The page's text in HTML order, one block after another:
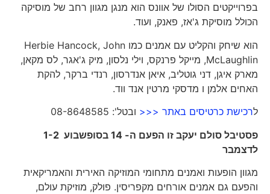
בפרוייקטים הסולו של אוונס הוא מנגן מגוון רחב של מוסיקה
הכולל מוסיקת ג'אז, פאנק, ועוד.
הוא שיחק והקליט עם אמנים כמו Herbie Hancock, John
McLaughlin, מייקל פרנקס, וילי נלסון, מיק ג'אגר, לס מקאן,
מארק איגן, דני גוטליב, איאן אנדרסון, רנדי ברקר, להקת
האחים אלמן ו מדסקי מרטין אנד ווד.
רכישת כרטיסים באתר <<<ובטל': 08-8648585
פסטיבל סולם יעקב זו הפעם ה- 14 בסופשבוע 1-2
לדצמבר
מגוון הופעות ואמנים מתחומי המוזיקה האירית והאמריקאית
והפעם גם אמנים אורחים מקפריסין. פולק, מוזיקת עולם,